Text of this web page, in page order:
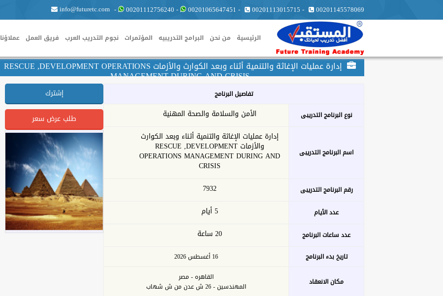
00201145578069
-
00201113015715
-
00201065647451
-
00201112756240
-
info@futuretc.com
الرئيسية من نحن البرامج التدريبيه المؤتمرات نجوم التدريب العرب فريق العمل عملاؤنا
إدارة عمليات الإغاثة والتنمية أثناء وبعد الكوارث والأزمات RESCUE ,DEVELOPMENT OPERATIONS
MANAGEMENT DURING AND CRISIS
تفاصيل البرنامج
نوع البرنامج التدريبى
الأمن والسلامة والصحة المهنية
اسم البرنامج التدريبى
إدارة عمليات الإغاثة والتنمية أثناء وبعد الكوارث
والأزمات RESCUE ,DEVELOPMENT
OPERATIONS MANAGEMENT DURING AND
CRISIS
رقم البرنامج التدريبى 7932
عدد الأيام 5 أيام
عدد ساعات البرنامج 20 ساعة
تاريخ بدء البرنامج 16 أغسطس 2026
مكان الانعقاد
القاهره - مصر
المهندسين - 26 ش عدن من ش شهاب
إشترك
طلب عرض سعر